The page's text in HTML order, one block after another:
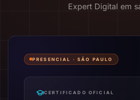
Expert Digital em
PRESENCIAL ·SÃO PAULO
CERTIFICADO OFICIAL